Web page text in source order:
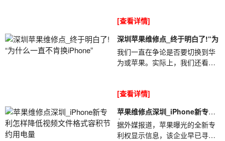
但是，深圳苹果维...
[查看详情]
深圳苹果维修点_终于明白了!“为
我们一直在争论是否要切换到华
为或苹果。实际上，我们还看
维修点_终于明白...
[查看详情]
苹果维修点深圳_iPhone新专利
怎
据外媒报道，苹果曝光的全新专
利权显示信息，该企业早已寻找